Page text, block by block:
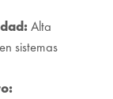
Alta
sistemas